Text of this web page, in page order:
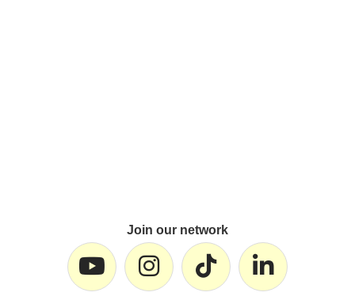
Join our network